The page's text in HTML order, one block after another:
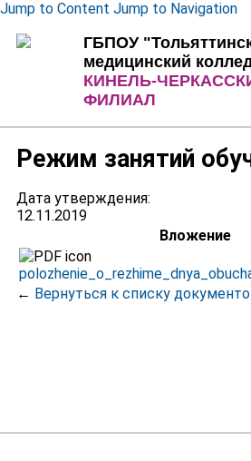
Jump to Content Jump to Navigation
ГБПОУ
медицинский
КИНЕЛЬ-
ФИЛИАЛ
Режим занятий
Дата утверждения:
12.11.2019
Вложение
← Вернуться к списку